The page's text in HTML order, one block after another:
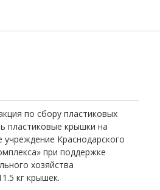
по сбору пластиковых
пластиковые крышки на
учреждение Краснодарского
при поддержке
хозяйства
кг крышек.